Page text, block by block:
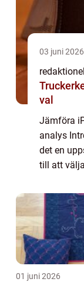
03 juni 2026
redaktionel
Truckerkepsar funktion,
val
Jämföra
analys
det en
till att
och detta
01 juni 2026